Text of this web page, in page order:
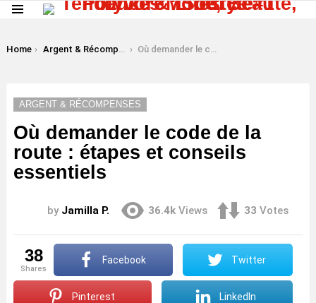
You are here:
Home Argent & Récompenses Où demander le code de la route : étapes et conseils essentiels
ARGENT & RÉCOMPENSES
Où demander le code de la
route : étapes et conseils
essentiels
by Jamilla P. 36.4k Views 33 Votes
38
shares
Facebook Twitter
Pinterest LinkedIn